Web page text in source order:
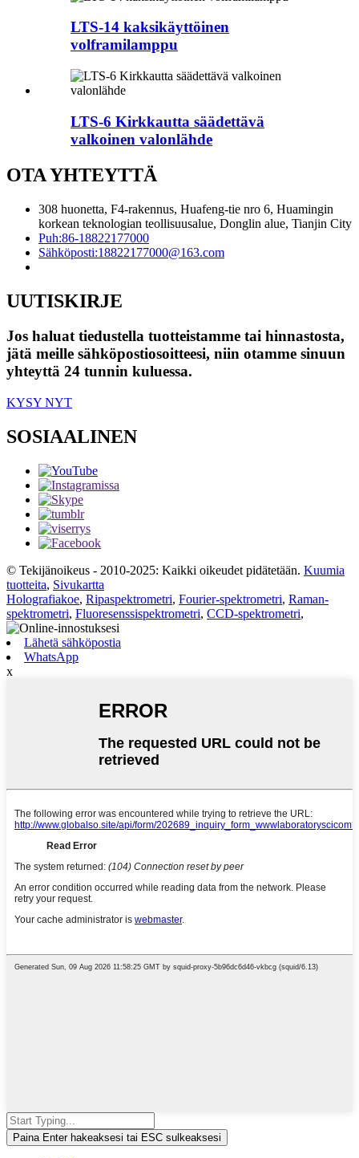
LTS-14 kaksikäyttöinen
volframilamppu
LTS-6 Kirkkautta säädettävä
valkoinen valonlähde
OTA YHTEYTTÄ
308 huonetta, F4-rakennus, Huafeng-tie nro 6, Huamingin
korkean teknologian teollisuusalue, Donglin alue, Tianjin City
Puh:86-18822177000
Sähköposti:18822177000@163.com
UUTISKIRJE
Jos haluat tiedustella tuotteistamme tai hinnastosta,
jätä meille sähköpostiosoitteesi, niin otamme sinuun
yhteyttä 24 tunnin kuluessa.
KYSY NYT
SOSIAALINEN
© Tekijänoikeus - 2010-2025: Kaikki oikeudet pidätetään. Kuumia
tuotteita, Sivukartta
Holografiakoe, Ripaspektrometri, Fourier-spektrometri, Raman-
spektrometri, Fluoresenssispektrometri, CCD-spektrometri,
Lähetä sähköpostia
WhatsApp
x
Paina Enter hakeaksesi tai ESC sulkeaksesi